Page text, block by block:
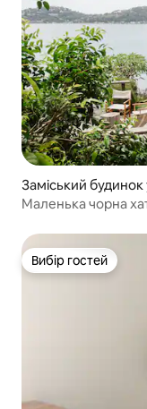
Заміський будинок
each
Маленька чорна
Вибір гостей
Вибір гостей